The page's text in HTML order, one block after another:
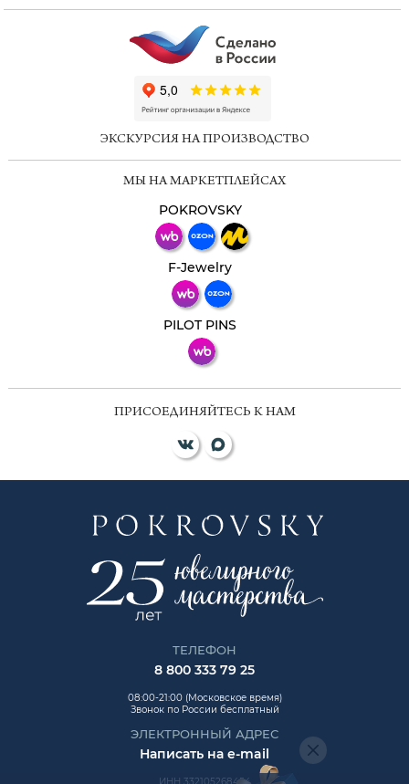
ЭКСКУРСИЯ НА ПРОИЗВОДСТВО
МЫ НА МАРКЕТПЛЕЙСАХ
POKROVSKY
F-Jewelry
PILOT PINS
ПРИСОЕДИНЯЙТЕСЬ К НАМ
ТЕЛЕФОН
8 800 333 79 25
08:00-21:00 (Московское время)
Звонок по России бесплатный
ЭЛЕКТРОННЫЙ АДРЕС
Написать на e-mail
ИНН 332105268454